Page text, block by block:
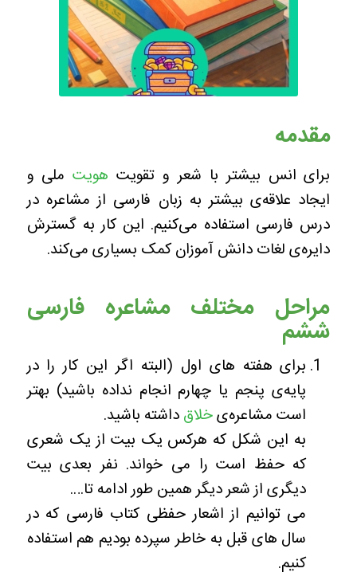
مقدمه
برای انس بیشتر با شعر و تقویت هویتملی و
ایجاد علاقه‌ی بیشتر به زبان فارسی از مشاعره در
درس فارسی استفاده می‌کنیم. این کار به گسترش
دایره‌ی لغات دانش آموزان کمک بسیاری می‌کند.
مراحل مختلف مشاعره فارسی
ششم
برای هفته های اول (البته اگر این کار را در
پایه‌ی پنجم یا چهارم انجام نداده باشید) بهتر
است مشاعره‌یخلاقداشته باشید.
به این شکل که هرکس یک بیت از یک شعری
که حفظ است را می خواند. نفر بعدی بیت
دیگری از شعر دیگر همین طور ادامه تا….
می توانیم از اشعار حفظی کتاب فارسی که در
سال های قبل به خاطر سپرده بودیم هم استفاده
کنیم.